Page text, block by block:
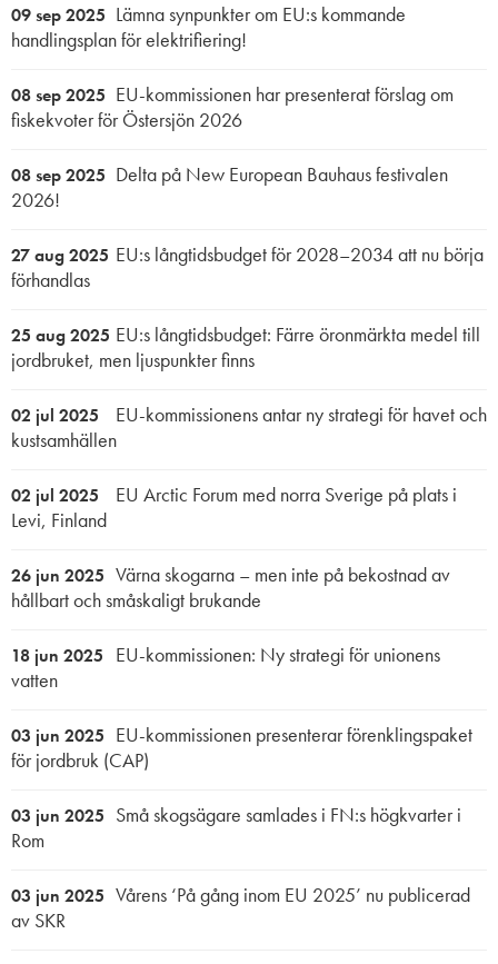
09 sep 2025 Lämna synpunkter om EU:s kommande
handlingsplan för elektrifiering!
08 sep 2025 EU-kommissionen har presenterat förslag om
fiskekvoter för Östersjön 2026
08 sep 2025 Delta på New European Bauhaus festivalen
2026!
27 aug 2025 EU:s långtidsbudget för 2028–2034 att nu börja
förhandlas
25 aug 2025 EU:s långtidsbudget: Färre öronmärkta medel till
jordbruket, men ljuspunkter finns
02 jul 2025
EU-kommissionens antar ny strategi för havet och
kustsamhällen
02 jul 2025
EU Arctic Forum med norra Sverige på plats i
Levi, Finland
26 jun 2025 Värna skogarna – men inte på bekostnad av
hållbart och småskaligt brukande
18 jun 2025
EU-kommissionen: Ny strategi för unionens
vatten
03 jun 2025 EU-kommissionen presenterar förenklingspaket
för jordbruk (CAP)
03 jun 2025 Små skogsägare samlades i FN:s högkvarter i
Rom
03 jun 2025 Vårens ‘På gång inom EU 2025’ nu publicerad
av SKR